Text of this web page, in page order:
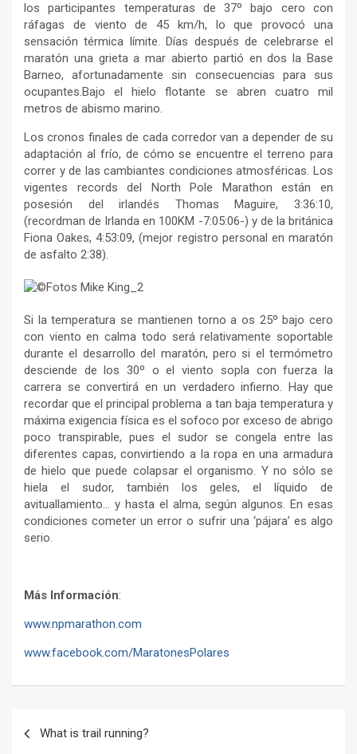
los participantes temperaturas de 37º bajo cero con
ráfagas de viento de 45 km/h, lo que provocó una
sensación térmica límite. Días después de celebrarse el
maratón una grieta a mar abierto partió en dos la Base
Barneo, afortunadamente sin consecuencias para sus
ocupantes.Bajo el hielo flotante se abren cuatro mil
metros de abismo marino.
Los cronos finales de cada corredor van a depender de su
adaptación al frío, de cómo se encuentre el terreno para
correr y de las cambiantes condiciones atmosféricas. Los
vigentes records del North Pole Marathon están en
posesión del irlandés Thomas Maguire, 3:36:10,
(recordman de Irlanda en 100KM -7:05:06-) y de la británica
Fiona Oakes, 4:53:09, (mejor registro personal en maratón
de asfalto 2:38).
Si la temperatura se mantienen torno a os 25º bajo cero
con viento en calma todo será relativamente soportable
durante el desarrollo del maratón, pero si el termómetro
desciende de los 30º o el viento sopla con fuerza la
carrera se convertirá en un verdadero infierno. Hay que
recordar que el principal problema a tan baja temperatura y
máxima exigencia física es el sofoco por exceso de abrigo
poco transpirable, pues el sudor se congela entre las
diferentes capas, convirtiendo a la ropa en una armadura
de hielo que puede colapsar el organismo. Y no sólo se
hiela el sudor, también los geles, el líquido de
avituallamiento… y hasta el alma, según algunos. En esas
condiciones cometer un error o sufrir una ‘pájara’ es algo
serio.
Más Información:
www.npmarathon.com
www.facebook.com/MaratonesPolares
What is trail running?